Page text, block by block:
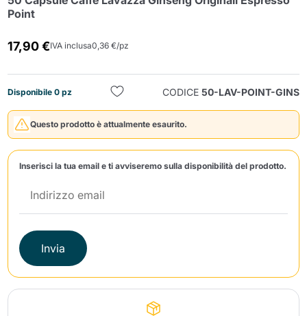
Point
17,90 €IVA inclusa0,36 €/pz
Disponibile 0 pz CODICE 50-LAV-POINT-GINS
Questo prodotto è attualmente esaurito.
Inserisci la tua email e ti avviseremo sulla disponibilità del prodotto.
Invia
Invia